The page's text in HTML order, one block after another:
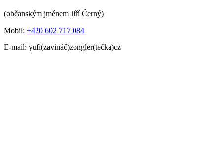
(občanským jménem Jiří Černý)
Mobil: +420 602 717 084
E-mail: yufi(zavináč)zongler(tečka)cz